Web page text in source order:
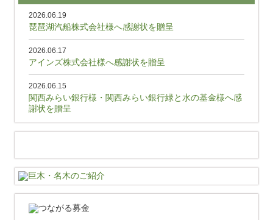
2026.06.19
琵琶湖汽船株式会社様へ感謝状を贈呈
2026.06.17
アインズ株式会社様へ感謝状を贈呈
2026.06.15
関西みらい銀行様・関西みらい銀行緑と水の基金様へ感
謝状を贈呈